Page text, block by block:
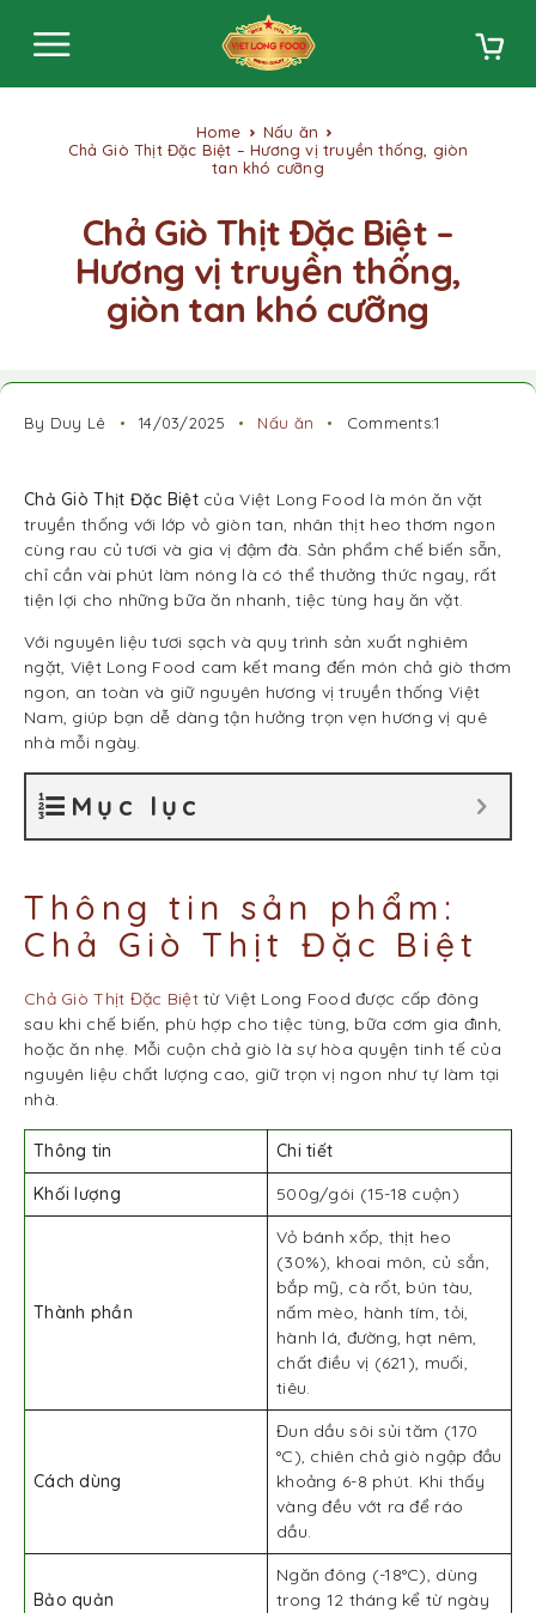
Home
Nấu ăn
Chả Giò Thịt Đặc Biệt – Hương vị truyền thống, giòn
tan khó cưỡng
Chả Giò Thịt Đặc Biệt –
Hương vị truyền thống,
giòn tan khó cưỡng
By Duy Lê 14/03/2025 Nấu ăn Comments:1
Chả Giò Thịt Đặc Biệtcủa Việt Long Food là món ăn vặt
truyền thống với lớp vỏ giòn tan, nhân thịt heo thơm ngon
cùng rau củ tươi và gia vị đậm đà. Sản phẩm chế biến sẵn,
chỉ cần vài phút làm nóng là có thể thưởng thức ngay, rất
tiện lợi cho những bữa ăn nhanh, tiệc tùng hay ăn vặt.
Với nguyên liệu tươi sạch và quy trình sản xuất nghiêm
ngặt, Việt Long Food cam kết mang đến món chả giò thơm
ngon, an toàn và giữ nguyên hương vị truyền thống Việt
Nam, giúp bạn dễ dàng tận hưởng trọn vẹn hương vị quê
nhà mỗi ngày.
Mục lục
Thông tin sản phẩm:
Chả Giò Thịt Đặc Biệt
Chả Giò Thịt Đặc Biệttừ Việt Long Food được cấp đông
sau khi chế biến, phù hợp cho tiệc tùng, bữa cơm gia đình,
hoặc ăn nhẹ. Mỗi cuộn chả giò là sự hòa quyện tinh tế của
nguyên liệu chất lượng cao, giữ trọn vị ngon như tự làm tại
nhà.
Thông tin
Chi tiết
Khối lượng
500g/gói (15-18 cuộn)
Thành phần
Vỏ bánh xốp, thịt heo
(30%), khoai môn, củ sắn,
bắp mỹ, cà rốt, bún tàu,
nấm mèo, hành tím, tỏi,
hành lá, đường, hạt nêm,
chất điều vị (621), muối,
tiêu.
Cách dùng
Đun dầu sôi sủi tăm (170
°C), chiên chả giò ngập đầu
khoảng 6-8 phút. Khi thấy
vàng đều vớt ra để ráo
dầu.
Bảo quản
Ngăn đông (-18°C), dùng
trong 12 tháng kể từ ngày